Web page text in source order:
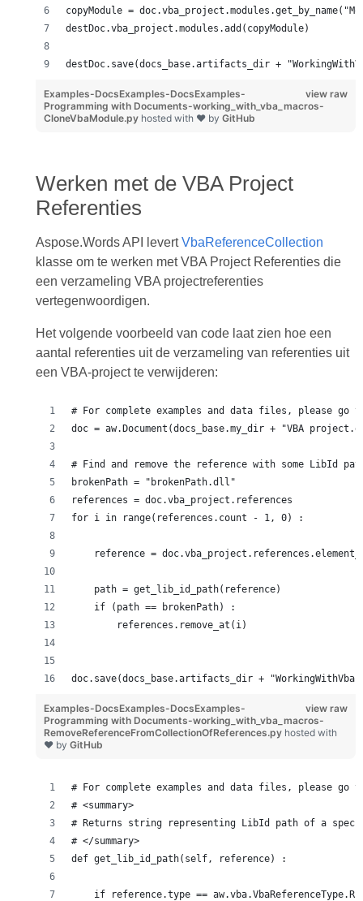
copyModule =
destDoc.vba_project.modules.add(copyModule)
destDoc.save(docs_base.artifacts_dir +
view raw
Examples-DocsExamples-DocsExamples-
Programming with Documents-working_with_vba_macros-
CloneVbaModule.py hosted with ❤ by GitHub
Werken met de VBA Project
Referenties
Aspose.Words API levertVbaReferenceCollection
klasse om te werken met VBA Project Referenties die
een verzameling VBA projectreferenties
vertegenwoordigen.
Het volgende voorbeeld van code laat zien hoe een
aantal referenties uit de verzameling van referenties uit
een VBA-project te verwijderen:
# For complete examples and data files, please go
doc = aw.Document(docs_base.my_dir + "VBA
# Find and remove the reference with some LibId
brokenPath = "brokenPath.dll"
references = doc.vba_project.references
for i in range(references.count - 1, 0) :
reference =
    path = get_lib_id_path(reference)
    if (path == brokenPath) :
        references.remove_at(i)
doc.save(docs_base.artifacts_dir +
view raw
Examples-DocsExamples-DocsExamples-
Programming with Documents-working_with_vba_macros-
RemoveReferenceFromCollectionOfReferences.py hosted with
❤ by GitHub
# For complete examples and data files, please go
# <summary>
# Returns string representing LibId path of a
# </summary>
def get_lib_id_path(self, reference) :
if reference.type ==